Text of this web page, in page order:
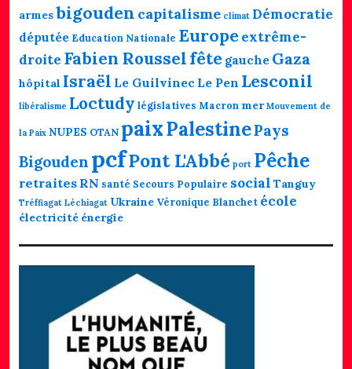
armesbigouden capitalisme climat Démocratie
députée Education Nationale Europe extrême-
droite Fabien Rousselfête gauche Gaza
hôpital Israël Le Guilvinec Le Pen Lesconil
libéralisme Loctudy législatives Macron mer Mouvement de
la Paix NUPES OTAN paixPalestinePays
Bigouden pcfPont L'Abbé port Pêche
retraites RN santé Secours Populaire social Tanguy
Tréffiagat Léchiagat Ukraine Véronique Blanchet école
électricité énergie